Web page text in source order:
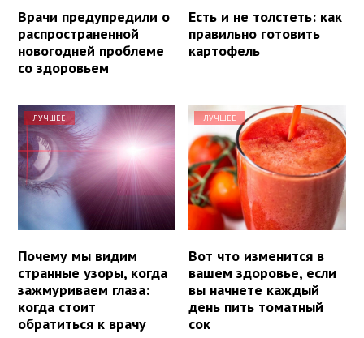
Врачи предупредили о
распространенной
новогодней проблеме
со здоровьем
Есть и не толстеть: как
правильно готовить
картофель
ЛУЧШЕЕ
Почему мы видим
странные узоры, когда
зажмуриваем глаза:
когда стоит
обратиться к врачу
ЛУЧШЕЕ
Вот что изменится в
вашем здоровье, если
вы начнете каждый
день пить томатный
сок